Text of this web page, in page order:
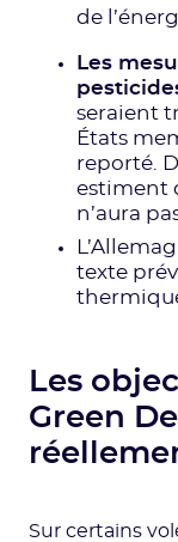
de
Les
seraient
États
reporté.
estiment
n’aura
texte
Les
Green
Sur certains